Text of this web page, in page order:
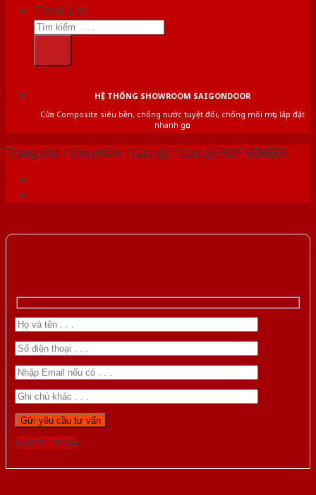
Tìm kiếm:
HỆ THỐNG SHOWROOM SAIGONDOOR
Cửa Composite siêu bền, chống nước tuyệt đối, chống mối mọt, lắp đặt
nhanh gọn
Trang chủ /Sản phẩm /Cửa gỗ /Cửa gỗ HDF VENEER
Gọi 0976.169.864